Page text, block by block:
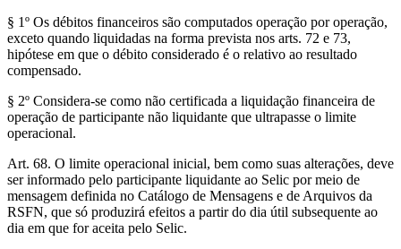
§ 1º Os débitos financeiros são computados operação por operação,
exceto quando liquidadas na forma prevista nos arts. 72 e 73,
hipótese em que o débito considerado é o relativo ao resultado
compensado.
§ 2º Considera-se como não certificada a liquidação financeira de
operação de participante não liquidante que ultrapasse o limite
operacional.
Art. 68. O limite operacional inicial, bem como suas alterações, deve
ser informado pelo participante liquidante ao Selic por meio de
mensagem definida no Catálogo de Mensagens e de Arquivos da
RSFN, que só produzirá efeitos a partir do dia útil subsequente ao
dia em que for aceita pelo Selic.